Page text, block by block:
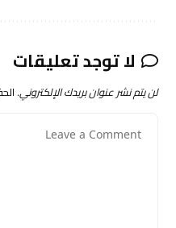
لا توجد تعليقات
لن يتم نشر عنوان بريدك الإلكتروني.